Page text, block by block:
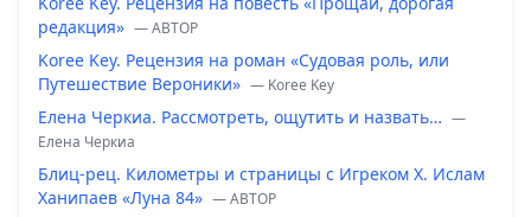
редакция» — ABTOP
Koree Key. Рецензия на роман «Судовая роль, или
Путешествие Вероники» — Koree Key
Елена Черкиа. Рассмотреть, ощутить и назвать… —
Елена Черкиа
Блиц-рец. Километры и страницы с Игреком Х. Ислам
Ханипаев «Луна 84» — ABTOP